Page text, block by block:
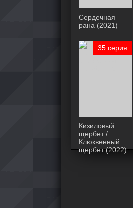
Сердечная
рана (2021)
35 серия
Кизиловый
щербет /
Клюквенный
щербет (2022)